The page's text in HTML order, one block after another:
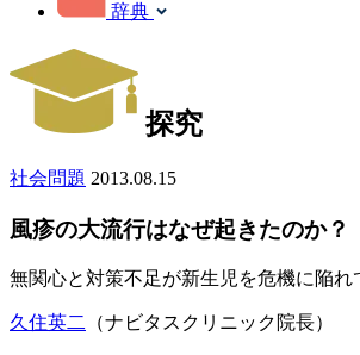
辞典
探究
社会問題 2013.08.15
風疹の大流行はなぜ起きたのか？
無関心と対策不足が新生児を危機に陥れ
久住英二 （ナビタスクリニック院長）